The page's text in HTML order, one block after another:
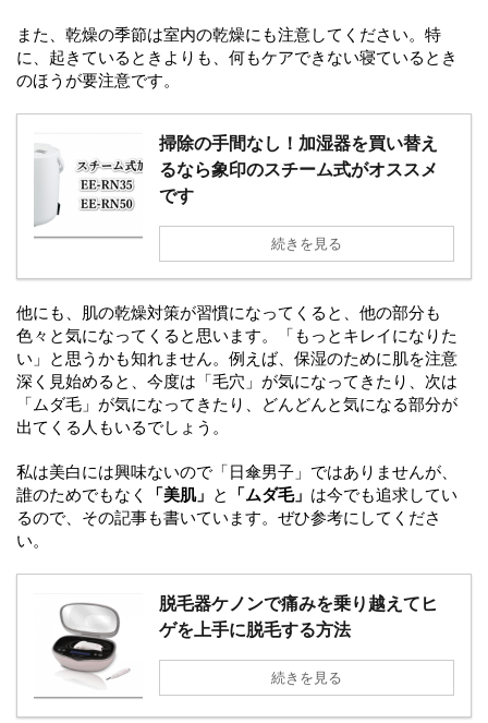
また、乾燥の季節は室内の乾燥にも注意してください。特
に、起きているときよりも、何もケアできない寝ているとき
のほうが要注意です。
掃除の手間なし！加湿器を買い替え
るなら象印のスチーム式がオススメ
です
続きを見る
他にも、肌の乾燥対策が習慣になってくると、他の部分も
色々と気になってくると思います。「もっとキレイになりた
い」と思うかも知れません。例えば、保湿のために肌を注意
深く見始めると、今度は「毛穴」が気になってきたり、次は
「ムダ毛」が気になってきたり、どんどんと気になる部分が
出てくる人もいるでしょう。
私は美白には興味ないので「日傘男子」ではありませんが、
誰のためでもなく
「美肌」 と 「ムダ毛」 は今でも追求してい
るので、その記事も書いています。ぜひ参考にしてくださ
い。
脱毛器ケノンで痛みを乗り越えてヒ
ゲを上手に脱毛する方法
続きを見る